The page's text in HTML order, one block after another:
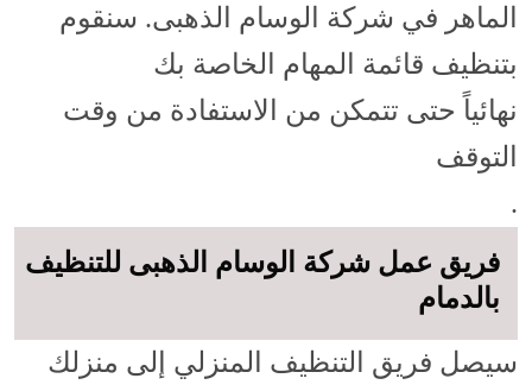
الماهر في شركة الوسام الذهبى. سنقوم
بتنظيف قائمة المهام الخاصة بك
نهائياً حتى تتمكن من الاستفادة من وقت
التوقف
.
فريق عمل شركة الوسام الذهبى للتنظيف
بالدمام
سيصل فريق التنظيف المنزلي إلى منزلك